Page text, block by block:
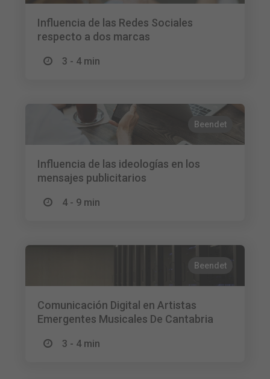
Influencia de las Redes Sociales
respecto a dos marcas
3 - 4 min
Beendet
Influencia de las ideologías en los
mensajes publicitarios
4 - 9 min
Beendet
Comunicación Digital en Artistas
Emergentes Musicales De Cantabria
3 - 4 min